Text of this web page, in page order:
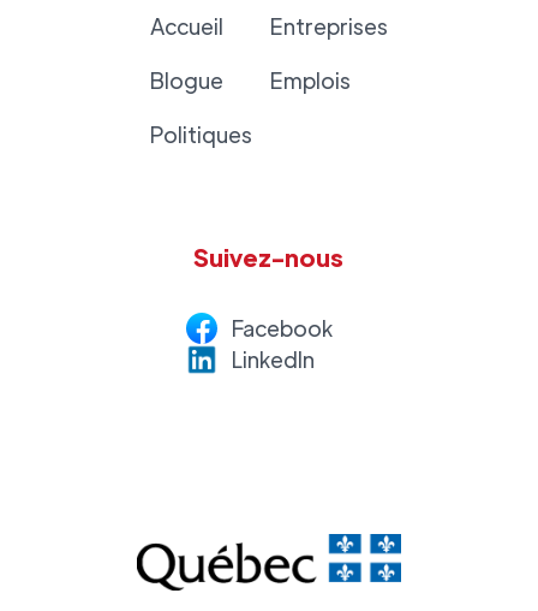
Accueil
Blogue
Politiques
Entreprises
Emplois
Suivez-nous
Facebook
LinkedIn